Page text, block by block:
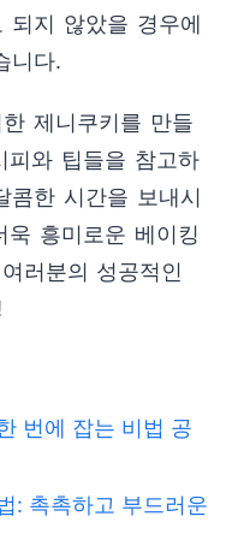
되지 않았을 경우에
니다.
제니쿠키를 만들
피와 팁들을 참고하
콤한 시간을 보내시
욱 흥미로운 베이킹
러분의 성공적인
번에 잡는 비법 공
: 촉촉하고 부드러운